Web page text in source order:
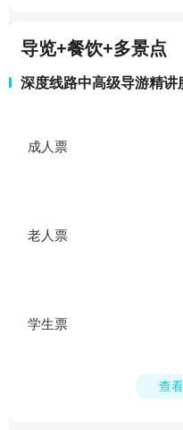
导览+餐饮+多景点
深度线路中高级导游精讲
成人票
老人票
学生票
查